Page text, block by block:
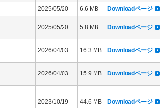
2025/05/20 6.6 MB
Downloadページ
2025/05/20 5.8 MB Downloadページ
2026/04/03 16.3 MB Downloadページ
2026/04/03 15.9 MB Downloadページ
2023/10/19 44.6 MB Downloadページ